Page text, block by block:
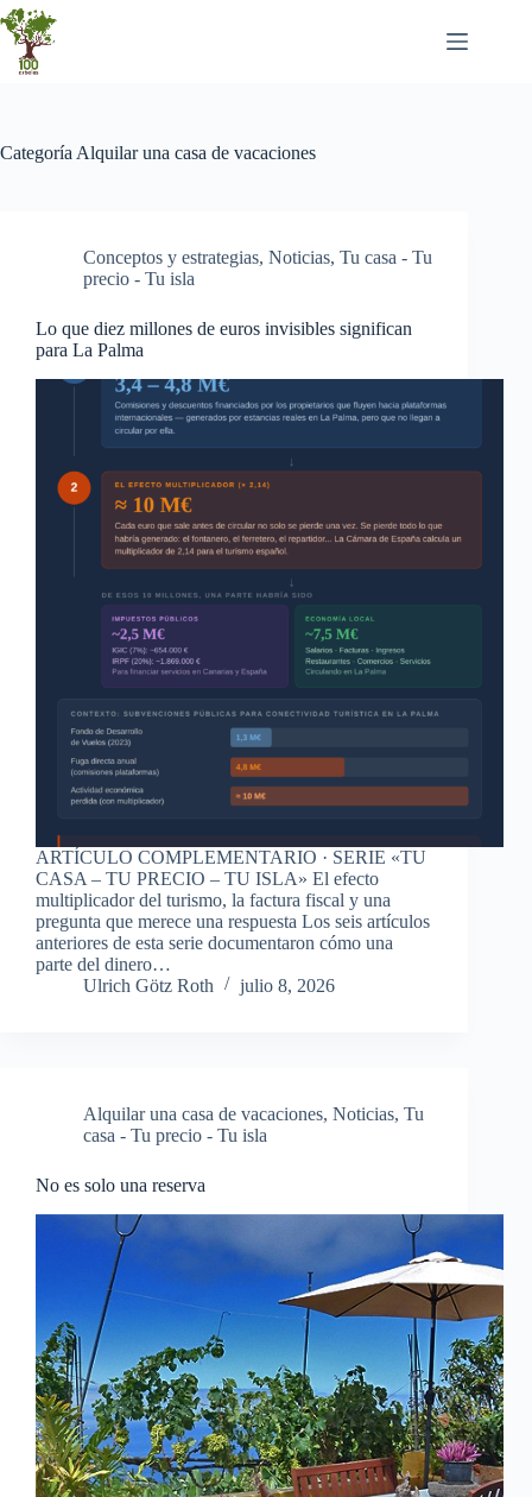
Saltar
al
contenido
Categoría Alquilar una casa de vacaciones
Conceptos y estrategias, Noticias, Tu casa - Tu
precio - Tu isla
Lo que diez millones de euros invisibles significan
para La Palma
ARTÍCULO COMPLEMENTARIO · SERIE «TU
CASA – TU PRECIO – TU ISLA» El efecto
multiplicador del turismo, la factura fiscal y una
pregunta que merece una respuesta Los seis artículos
anteriores de esta serie documentaron cómo una
parte del dinero…
Ulrich Götz Roth
julio 8, 2026
Alquilar una casa de vacaciones, Noticias, Tu
casa - Tu precio - Tu isla
No es solo una reserva